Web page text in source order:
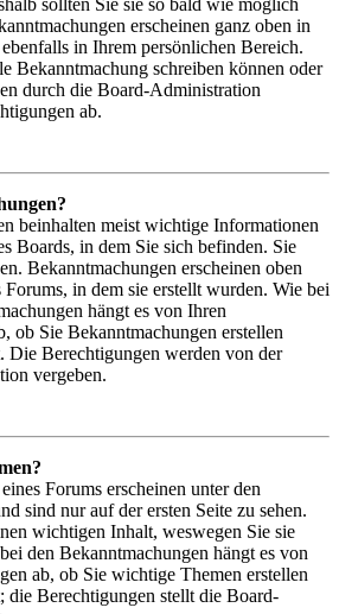
erscheinen ganz oben in
in Ihrem persönlichen Bereich.
Bekanntmachung schreiben können oder
durch die Board-Administration
ab.
beinhalten meist wichtige Informationen
Boards, in dem Sie sich befinden. Sie
Bekanntmachungen erscheinen oben
Forums, in dem sie erstellt wurden. Wie bei
hängt es von Ihren
ob Sie Bekanntmachungen erstellen
Die Berechtigungen werden von der
vergeben.
Forums erscheinen unter den
sind nur auf der ersten Seite zu sehen.
wichtigen Inhalt, weswegen Sie sie
den Bekanntmachungen hängt es von
ab, ob Sie wichtige Themen erstellen
die Berechtigungen stellt die Board-